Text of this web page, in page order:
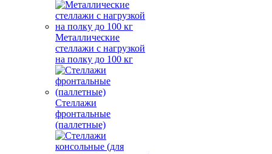
Металлические
стеллажи с нагрузкой
на полку до 100 кг
Стеллажи
фронтальные
(паллетные)